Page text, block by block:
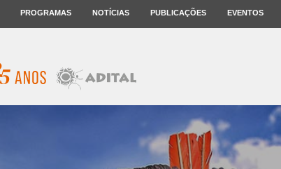
PROGRAMAS NOTÍCIAS PUBLICAÇÕES EVENTOS